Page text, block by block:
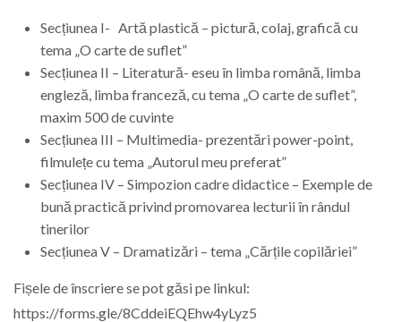
Secțiunea I- Artă plastică – pictură, colaj, grafică cu
tema „O carte de suflet”
Secțiunea II – Literatură- eseu în limba română, limba
engleză, limba franceză, cu tema „O carte de suflet”,
maxim 500 de cuvinte
Secțiunea III – Multimedia- prezentări power-point,
filmulețe cu tema „Autorul meu preferat”
Secțiunea IV – Simpozion cadre didactice – Exemple de
bună practică privind promovarea lecturii în rândul
tinerilor
Secțiunea V – Dramatizări – tema „Cărțile copilăriei”
Fișele de înscriere se pot găsi pe linkul:
https://forms.gle/8CddeiEQEhw4yLyz5